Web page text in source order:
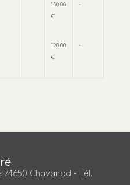
150.00
€
-
120.00
€
-
Chavanod - Tél.